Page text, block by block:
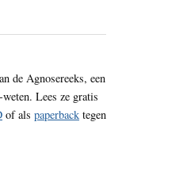
de Agnosereeks, een
Lees ze gratis
of als paperback tegen